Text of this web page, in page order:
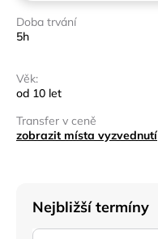
Doba trvání
5h
Věk:
od 10 let
Transfer v ceně
zobrazit místa vyzvednutí
Nejbližší termíny